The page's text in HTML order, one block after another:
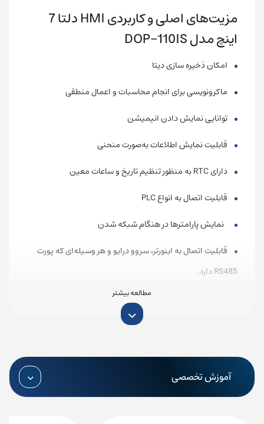
مزیت‌های اصلی و کاربردی HMI دلتا 7
اینچ مدل DOP-110IS
امکان ذخیره سازی دیتا
ماکرونویسی برای انجام محاسبات و اعمال منطقی
توانایی نمایش دادن انیمیشن
قابلیت نمایش اطلاعات به‌صورت منحنی
دارای RTC به منظور تنظیم تاریخ و ساعات معین
قابلیت اتصال به انواع PLC
نمایش پارامترها در هنگام شبکه شدن
قابلیت اتصال به اینورتر، سروو درایو و هر وسیله‌ای که پورت
RS485 دارد.
DOP-110IS
آموزش تخصصی